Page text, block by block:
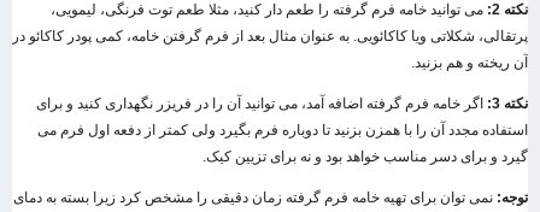
نکته 2:
می توانید خامه فرم گرفته را طعم دار کنید، مثلا طعم توت فرنگی، لیمویی،
پرتقالی، شکلاتی ویا کاکائویی. به عنوان مثال بعد از فرم گرفتن خامه، کمی پودر کاکائو در
آن ریخته و هم بزنید.
نکته 3:
اگر خامه فرم گرفته اضافه آمد، می توانید آن را در فریزر نگهداری کنید و برای
استفاده مجدد آن را با همزن بزنید تا دوباره فرم بگیرد ولی کمتر از دفعه اول فرم می
گیرد و برای دسر مناسب خواهد بود و نه برای تزیین کیک.
توجه: نمی توان برای تهیه خامه فرم گرفته زمان دقیقی را مشخص کرد زیرا بسته به دمای